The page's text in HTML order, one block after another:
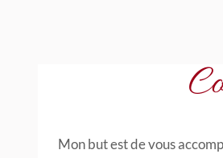
Mon but est de vous